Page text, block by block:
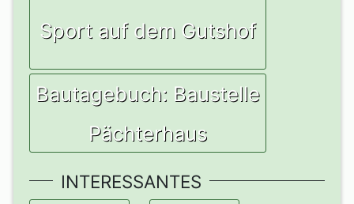
Sport auf dem Gutshof
Bautagebuch: Baustelle
Pächterhaus
INTERESSANTES